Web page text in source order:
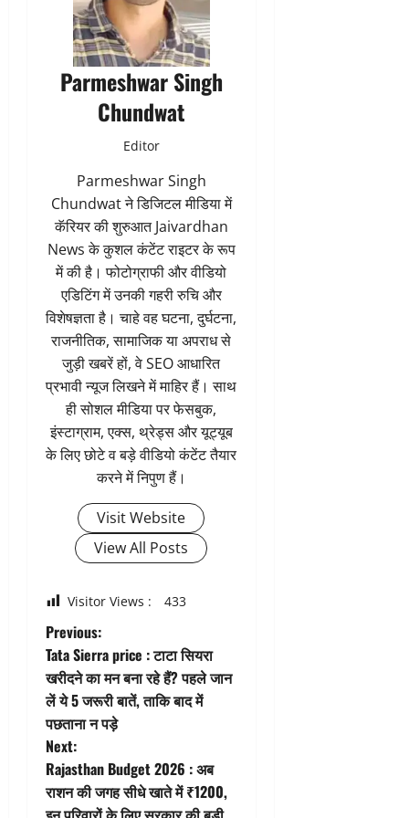
Parmeshwar Singh
Chundwat
Editor
Parmeshwar Singh
Chundwat ने डिजिटल मीडिया में
कॅरियर की शुरुआत Jaivardhan
News के कुशल कंटेंट राइटर के रूप
में की है। फोटोग्राफी और वीडियो
एडिटिंग में उनकी गहरी रुचि और
विशेषज्ञता है। चाहे वह घटना, दुर्घटना,
राजनीतिक, सामाजिक या अपराध से
जुड़ी खबरें हों, वे SEO आधारित
प्रभावी न्यूज लिखने में माहिर हैं। साथ
ही सोशल मीडिया पर फेसबुक,
इंस्टाग्राम, एक्स, थ्रेड्स और यूट्यूब
के लिए छोटे व बड़े वीडियो कंटेंट तैयार
करने में निपुण हैं।
Visit Website
View All Posts
Visitor Views : 433
P
o
s
t
n
Previous:
Tata Sierra price : टाटा सियरा
खरीदने का मन बना रहे हैं? पहले जान
लें ये 5 जरूरी बातें, ताकि बाद में
पछताना न पड़े
Next:
Rajasthan Budget 2026 : अब
राशन की जगह सीधे खाते में ₹1200,